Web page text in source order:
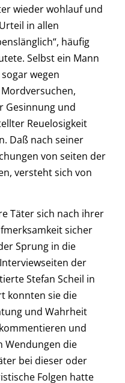
wieder wohlauf und
in allen
häufig
Selbst ein Mann
wegen
Gesinnung und
Reuelosigkeit
Daß nach seiner
von seiten der
versteht sich von
Täter sich nach ihrer
sicher
Sprung in die
der
Stefan Scheil in
konnten sie die
und Wahrheit
und
Wendungen die
bei dieser oder
Folgen hatte